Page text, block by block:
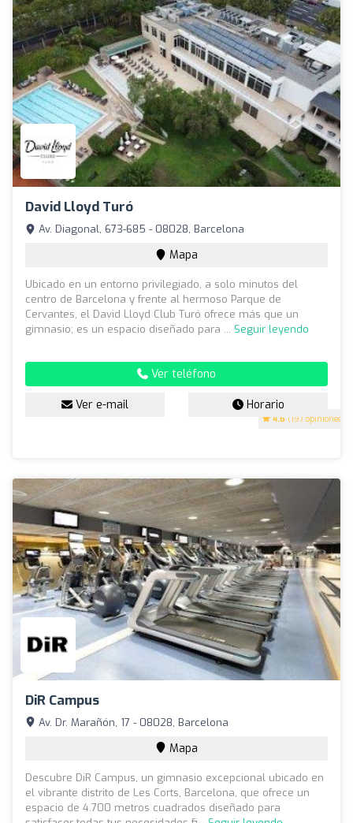
David Lloyd Turó
4.6 (197 opiniones)
Av. Diagonal, 673-685 - 08028, Barcelona
Mapa
Ubicado en un entorno privilegiado, a solo minutos del
centro de Barcelona y frente al hermoso Parque de
Cervantes, el David Lloyd Club Turó ofrece más que un
gimnasio; es un espacio diseñado para ... Seguir leyendo
Ver teléfono
Ver e-mail Horario
DiR Campus
Av. Dr. Marañón, 17 - 08028, Barcelona
Mapa
Descubre DiR Campus, un gimnasio excepcional ubicado en
el vibrante distrito de Les Corts, Barcelona, que ofrece un
espacio de 4.700 metros cuadrados diseñado para